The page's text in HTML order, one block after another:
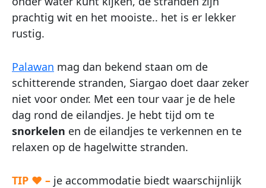
prachtig wit en het mooiste.. het is er lekker
rustig.
Palawan mag dan bekend staan om de
schitterende stranden, Siargao doet daar zeker
niet voor onder. Met een tour vaar je de hele
dag rond de eilandjes. Je hebt tijd om te
snorkelen en de eilandjes te verkennen en te
relaxen op de hagelwitte stranden.
TIP ♥ – je accommodatie biedt waarschijnlijk